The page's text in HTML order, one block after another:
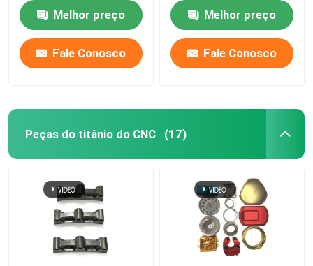
Melhor preço
Fale Conosco
Melhor preço
Fale Conosco
Peças do titânio do CNC (17)